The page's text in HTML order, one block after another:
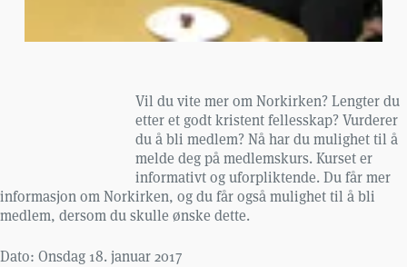
Vil du vite mer om Norkirken? Lengter du
etter et godt kristent fellesskap? Vurderer
du å bli medlem? Nå har du mulighet til å
melde deg på medlemskurs. Kurset er
informativt og uforpliktende. Du får mer
informasjon om Norkirken, og du får også mulighet til å bli
medlem, dersom du skulle ønske dette.
Dato: Onsdag 18. januar 2017